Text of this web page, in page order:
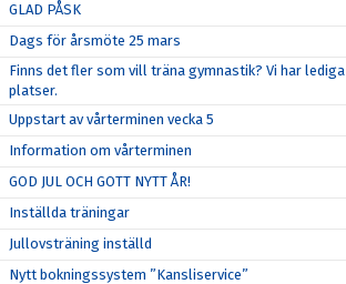
GLAD PÅSK
Dags för årsmöte 25 mars
Finns det fler som vill träna gymnastik? Vi har lediga
platser.
Uppstart av vårterminen vecka 5
Information om vårterminen
GOD JUL OCH GOTT NYTT ÅR!
Inställda träningar
Jullovsträning inställd
Nytt bokningssystem ”Kansliservice”